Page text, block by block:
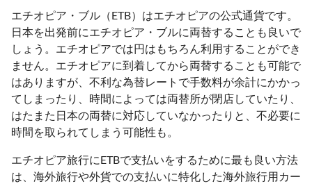
エチオピア・ブル（ETB）はエチオピアの公式通貨です。
日本を出発前にエチオピア・ブルに両替することも良いで
しょう。エチオピアでは円はもちろん利用することができ
ません。エチオピアに到着してから両替することも可能で
はありますが、不利な為替レートで手数料が余計にかかっ
てしまったり、時間によっては両替所が閉店していたり、
はたまた日本の両替に対応していなかったりと、不必要に
時間を取られてしまう可能性も。
エチオピア旅行にETBで支払いをするために最も良い方法
は、海外旅行や外貨での支払いに特化した海外旅行用カー